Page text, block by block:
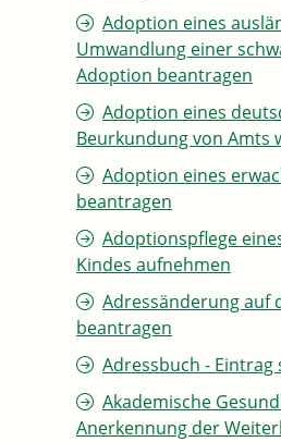
Adoption eines
Umwandlung einer
Adoption beantragen
Adoption eines
Beurkundung von Amts
Adoption eines
beantragen
Adoptionspflege
Kindes aufnehmen
Adressänderung auf
beantragen
Adressbuch - Eintrag
Akademische
Anerkennung der